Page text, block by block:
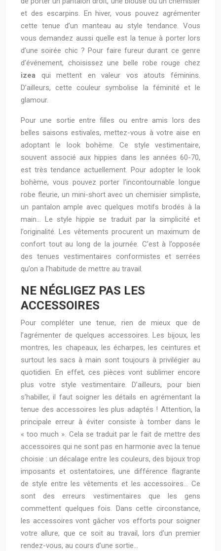
et des escarpins. En hiver, vous pouvez agrémenter
cette tenue d’un manteau au style tendance. Vous
vous demandez aussi quelle est la tenue à porter lors
d’une soirée chic ? Pour faire fureur durant ce genre
d’événement, choisissez une belle robe rouge chez
izea qui mettent en valeur vos atouts féminins.
D’ailleurs, cette couleur symbolise la féminité et le
glamour.
Pour une sortie entre filles ou entre amis lors des
belles saisons estivales, mettez-vous à votre aise en
adoptant le look bohème. Ce style vestimentaire,
souvent associé aux hippies dans les années 60-70,
est très tendance actuellement. Pour adopter le look
bohème, vous pouvez porter l’incontournable longue
robe fleurie, un mini-short avec un chemisier simpliste,
un pantalon ample avec quelques motifs brodés à la
main… Le style hippie se traduit par la simplicité et
l’originalité. Les vêtements procurent un maximum de
confort tout au long de la journée. C’est à l’opposée
des tenues vestimentaires conformistes et serrées
qu’on a l’habitude de mettre au travail.
NE NÉGLIGEZ PAS LES
ACCESSOIRES
Pour compléter une tenue, rien de mieux que de
l’agrémenter de quelques accessoires. Les bijoux, les
montres, les chapeaux, les écharpes, les ceintures et
surtout les sacs à main sont toujours à privilégier au
quotidien. En effet, ces pièces vont sublimer encore
plus votre style vestimentaire. D’ailleurs, pour bien
s’habiller, il faut soigner les détails en agrémentant la
tenue des accessoires les plus adaptés ! Attention, la
principale erreur à éviter consiste à tomber dans le
« too much ». Cela se traduit par le fait de mettre des
accessoires qui ne sont pas en harmonie avec la tenue
choisie : un décalage entre les couleurs, des bijoux trop
imposants et ostentatoires, une différence flagrante
de style entre les vêtements et les accessoires… Ce
sont des erreurs vestimentaires que les gens
commettent quelques fois. Dans cette circonstance,
les accessoires vont gâcher vos efforts pour soigner
votre allure, que ce soit au travail, lors d’un premier
rendez-vous, au cours d’une sortie…